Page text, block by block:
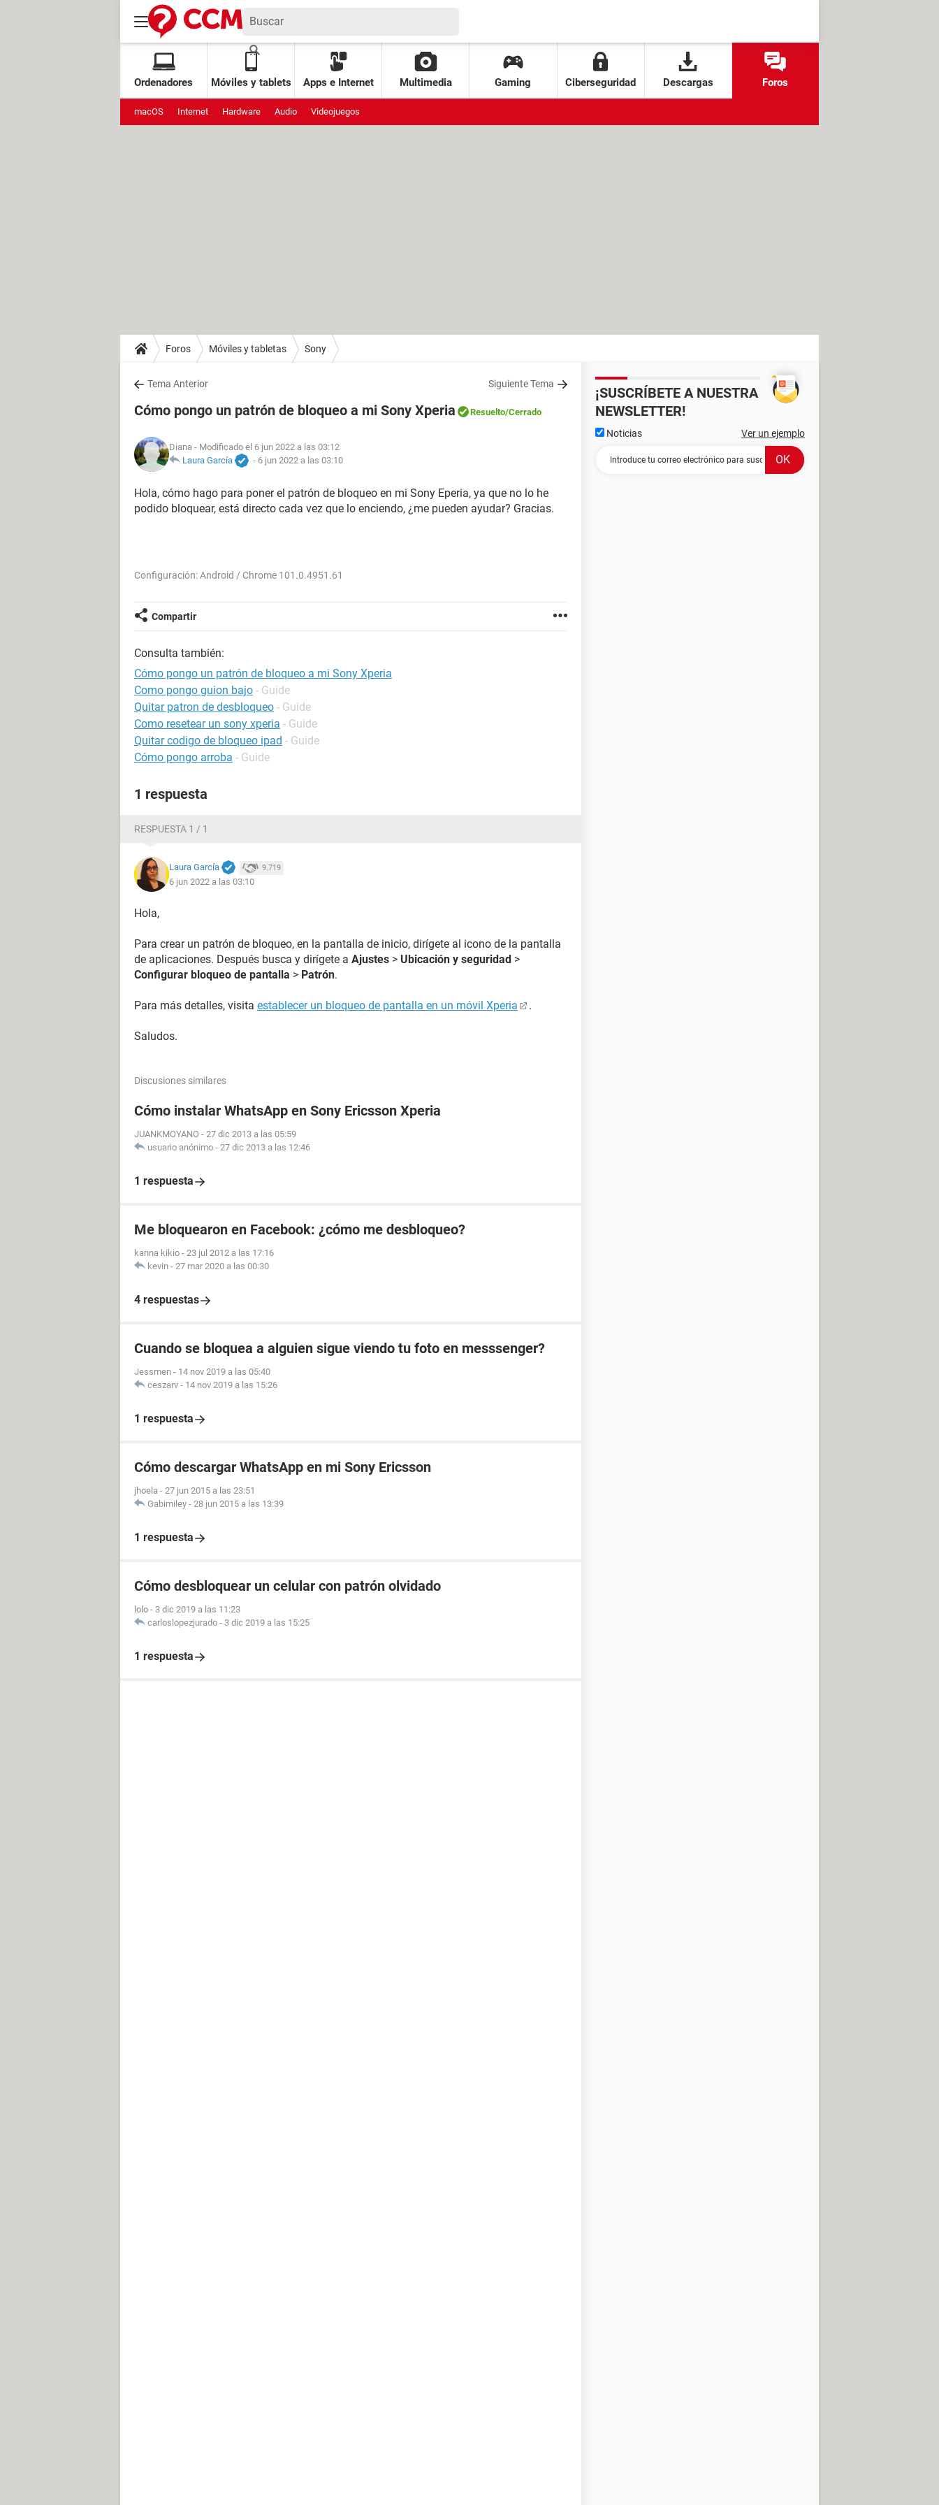
Ordenadores Móviles y tablets Apps e Internet Multimedia Gaming Ciberseguridad Descargas Foros
macOS Internet Hardware Audio Videojuegos
Foros Móviles y tabletas Sony
Tema Anterior Siguiente Tema
Cómo pongo un patrón de bloqueo a mi Sony Xperia Resuelto/Cerrado
Diana - Modificado el 6 jun 2022 a las 03:12
Laura García
- 6 jun 2022 a las 03:10
Hola, cómo hago para poner el patrón de bloqueo en mi Sony Eperia, ya que no lo he
podido bloquear, está directo cada vez que lo enciendo, ¿me pueden ayudar? Gracias.
Configuración: Android / Chrome 101.0.4951.61
Compartir
Consulta también:
Cómo pongo un patrón de bloqueo a mi Sony Xperia
Como pongo guion bajo - Guide
Quitar patron de desbloqueo - Guide
Como resetear un sony xperia - Guide
Quitar codigo de bloqueo ipad - Guide
Cómo pongo arroba - Guide
1 respuesta
RESPUESTA 1 / 1
Laura García 9.719
6 jun 2022 a las 03:10
Hola,
Para crear un patrón de bloqueo, en la pantalla de inicio, dirígete al icono de la pantalla
de aplicaciones. Después busca y dirígete a Ajustes > Ubicación y seguridad >
Configurar bloqueo de pantalla > Patrón.
Para más detalles, visita establecer un bloqueo de pantalla en un móvil Xperia .
Saludos.
Discusiones similares
Cómo instalar WhatsApp en Sony Ericsson Xperia
JUANKMOYANO - 27 dic 2013 a las 05:59
usuario anónimo - 27 dic 2013 a las 12:46
1 respuesta
Me bloquearon en Facebook: ¿cómo me desbloqueo?
kanna kikio - 23 jul 2012 a las 17:16
kevin - 27 mar 2020 a las 00:30
4 respuestas
Cuando se bloquea a alguien sigue viendo tu foto en messsenger?
Jessmen - 14 nov 2019 a las 05:40
ceszarv - 14 nov 2019 a las 15:26
1 respuesta
Cómo descargar WhatsApp en mi Sony Ericsson
jhoela - 27 jun 2015 a las 23:51
Gabimiley - 28 jun 2015 a las 13:39
1 respuesta
Cómo desbloquear un celular con patrón olvidado
lolo - 3 dic 2019 a las 11:23
carloslopezjurado - 3 dic 2019 a las 15:25
1 respuesta
¡SUSCRÍBETE A NUESTRA
NEWSLETTER!
Noticias Ver un ejemplo